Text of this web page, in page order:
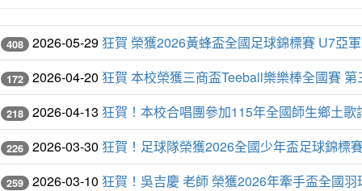
408 2026-05-29 狂賀 榮獲2026黃蜂盃全國足球錦標賽 U7亞
172 2026-04-20 狂賀 本校榮獲三商盃Teeball樂樂棒全國賽 第
218 2026-04-13 狂賀！本校合唱團參加115年全國師生鄉土
226 2026-03-30 狂賀！足球隊榮獲2026全國少年盃足球錦標
259 2026-03-10 狂賀！吳吉慶 老師 榮獲2026年牽手盃全國